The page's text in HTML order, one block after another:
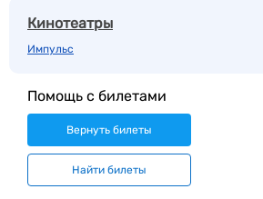
Кинотеатры
Импульс
Помощь с билетами
Вернуть билеты
Найти билеты